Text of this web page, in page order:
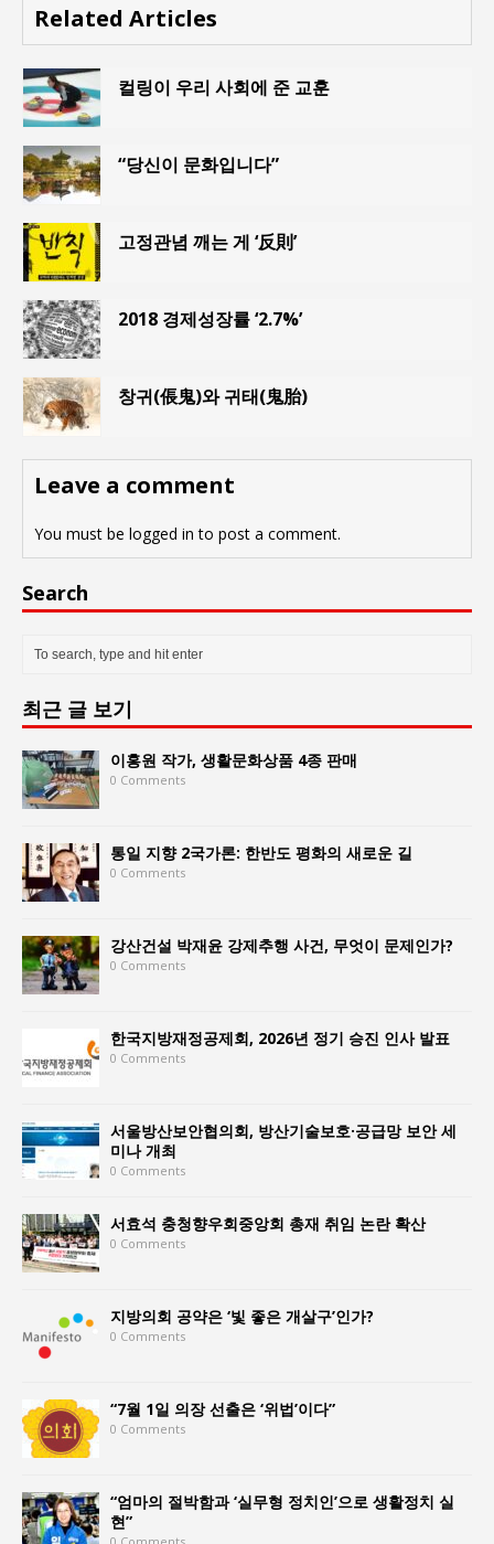
Related Articles
컬링이 우리 사회에 준 교훈
“당신이 문화입니다”
고정관념 깨는 게 ‘反則’
2018 경제성장률 ‘2.7%’
창귀(倀鬼)와 귀태(鬼胎)
Leave a comment
You must be logged in to post a comment.
Search
최근 글 보기
이홍원 작가, 생활문화상품 4종 판매
0 Comments
통일 지향 2국가론: 한반도 평화의 새로운 길
0 Comments
강산건설 박재윤 강제추행 사건, 무엇이 문제인가?
0 Comments
한국지방재정공제회, 2026년 정기 승진 인사 발표
0 Comments
서울방산보안협의회, 방산기술보호·공급망 보안 세
미나 개최
0 Comments
서효석 충청향우회중앙회 총재 취임 논란 확산
0 Comments
지방의회 공약은 ‘빛 좋은 개살구’인가?
0 Comments
“7월 1일 의장 선출은 ‘위법’이다”
0 Comments
“엄마의 절박함과 ‘실무형 정치인’으로 생활정치 실
현”